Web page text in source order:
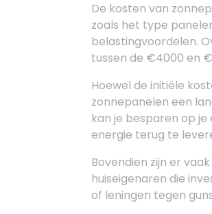
De kosten van
zoals het type
belastingvoordelen.
tussen de €4000 en
Hoewel de initiële
zonnepanelen een
kan je besparen op
energie terug te
Bovendien zijn er
huiseigenaren die
of leningen tegen